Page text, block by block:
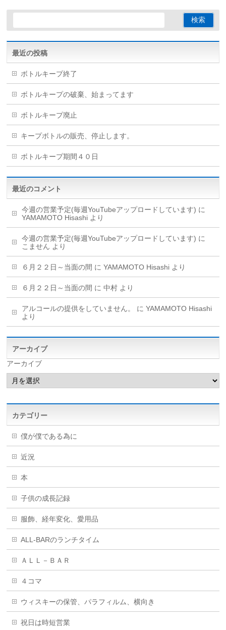
最近の投稿
ボトルキープ終了
ボトルキープの破棄、始まってます
ボトルキープ廃止
キープボトルの販売、停止します。
ボトルキープ期間４０日
最近のコメント
今週の営業予定(毎週YouTubeアップロードしています) に
YAMAMOTO Hisashi より
今週の営業予定(毎週YouTubeアップロードしています) に
こません より
６月２２日～当面の間 にYAMAMOTO Hisashi より
６月２２日～当面の間 に中村 より
アルコールの提供をしていません。 にYAMAMOTO Hisashi
より
アーカイブ
アーカイブ
カテゴリー
僕が僕である為に
近況
本
子供の成長記録
服飾、経年変化、愛用品
ALL-BARのランチタイム
ＡＬＬ－ＢＡＲ
４コマ
ウィスキーの保管、パラフィルム、横向き
祝日は時短営業